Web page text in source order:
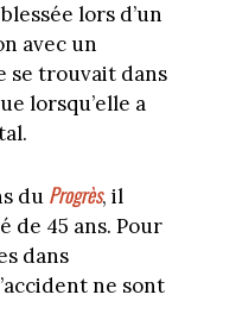
lors d’un
avec un
se trouvait dans
lorsqu’elle a
du Progrès, il
de 45 ans. Pour
dans
ne sont